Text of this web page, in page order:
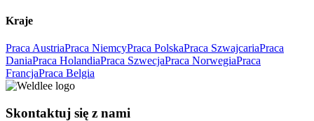
Kraje
Praca AustriaPraca NiemcyPraca PolskaPraca SzwajcariaPraca
DaniaPraca HolandiaPraca SzwecjaPraca NorwegiaPraca
FrancjaPraca Belgia
Skontaktuj się z nami